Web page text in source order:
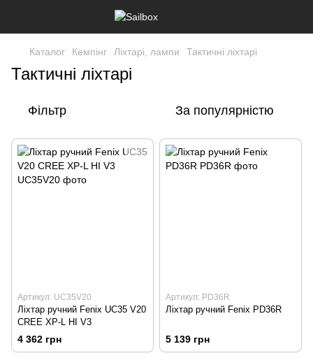
Каталог Кемпінг Ліхтарі, лампи Тактичні ліхтарі
Тактичні ліхтарі
Фільтр За популярністю
Артикул: UC35V20
Ліхтар ручний Fenix UC35 V20
CREE XP-L HI V3
4 362 грн
Артикул: PD36R
Ліхтар ручний Fenix PD36R
5 139 грн